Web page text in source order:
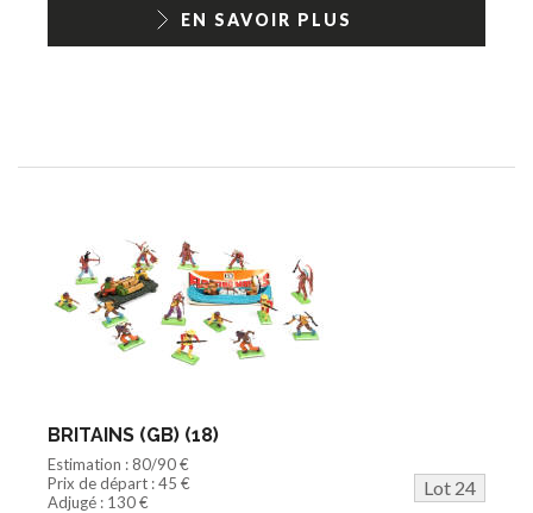
EN SAVOIR PLUS
BRITAINS (GB) (18)
Estimation : 80/90 €
Prix de départ : 45 €
Lot 24
Adjugé : 130 €